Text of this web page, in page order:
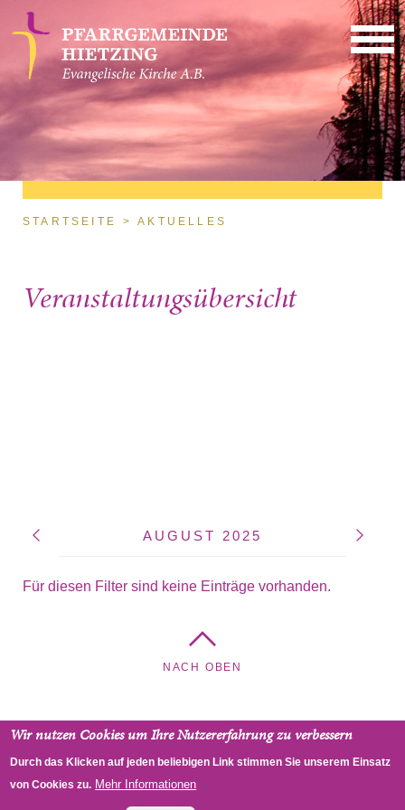
Wir nutzen Cookies um Ihre Nutzererfahrung zu verbessern
Durch das Klicken auf jeden beliebigen Link stimmen Sie unserem Einsatz
von Cookies zu. Mehr Informationen
Direkt zum Inhalt
Sie sind hier
STARTSEITE AKTUELLES
Veranstaltungsübersicht
AUGUST 2025
Für diesen Filter sind keine Einträge vorhanden.
NACH OBEN
Kreuzkirche - Pfarrgemeinde Hietzing, Cumberlandstraße
48, 1140 Wien, Österreich